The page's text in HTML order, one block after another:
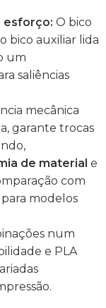
esforço: O bico
bico auxiliar lida
um
saliências
mecânica
garante trocas
de material e
com
modelos
num
e PLA